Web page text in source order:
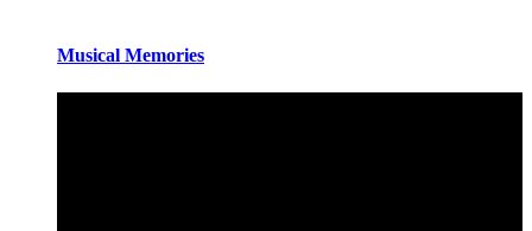
Musical Memories